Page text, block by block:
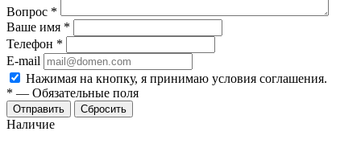
Вопрос *
Ваше имя *
Телефон *
E-mail
Нажимая на кнопку, я принимаю условия соглашения.
* — Обязательные поля
Отправить Сбросить
Наличие